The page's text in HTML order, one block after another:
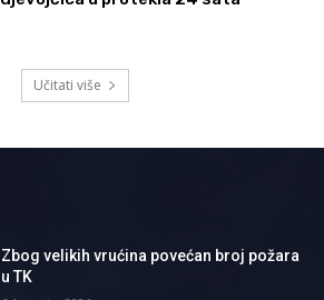
Učitati više
Zbog velikih vrućina povećan broj požara
u TK